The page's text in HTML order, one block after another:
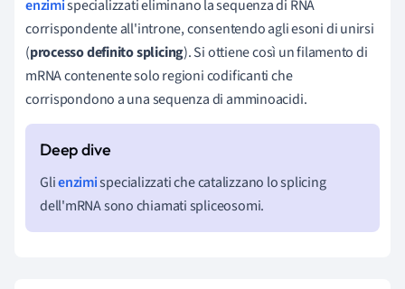
enzimispecializzati eliminano la sequenza di RNA
corrispondente all'introne, consentendo agli esoni di unirsi
(processo definito splicing). Si ottiene così un filamento di
mRNA contenente solo regioni codificanti che
corrispondono a una sequenza di amminoacidi.
Glienzimispecializzati che catalizzano lo splicing
dell'mRNA sono chiamati spliceosomi.